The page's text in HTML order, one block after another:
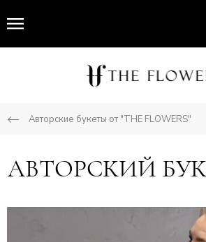
Авторские букеты от "THE FLOWERS"
АВТОРСКИЙ